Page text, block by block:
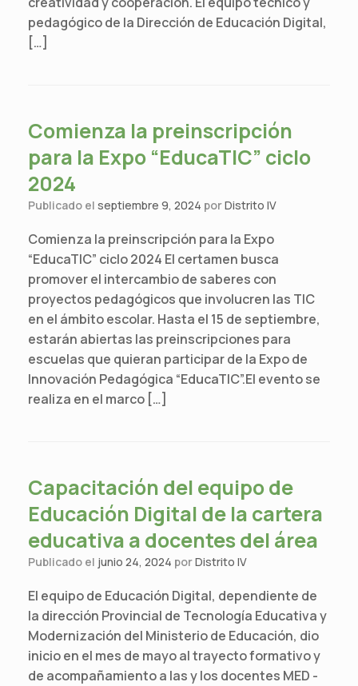
pedagógico de la Dirección de Educación Digital,
[…]
Comienza la preinscripción
para la Expo “EducaTIC” ciclo
2024
Publicado el septiembre 9, 2024 porDistrito IV
Comienza la preinscripción para la Expo
“EducaTIC” ciclo 2024 El certamen busca
promover el intercambio de saberes con
proyectos pedagógicos que involucren las TIC
en el ámbito escolar. Hasta el 15 de septiembre,
estarán abiertas las preinscripciones para
escuelas que quieran participar de la Expo de
Innovación Pedagógica “EducaTIC”.El evento se
realiza en el marco […]
Capacitación del equipo de
Educación Digital de la cartera
educativa a docentes del área
Publicado el junio 24, 2024 porDistrito IV
El equipo de Educación Digital, dependiente de
la dirección Provincial de Tecnología Educativa y
Modernización del Ministerio de Educación, dio
inicio en el mes de mayo al trayecto formativo y
de acompañamiento a las y los docentes MED -